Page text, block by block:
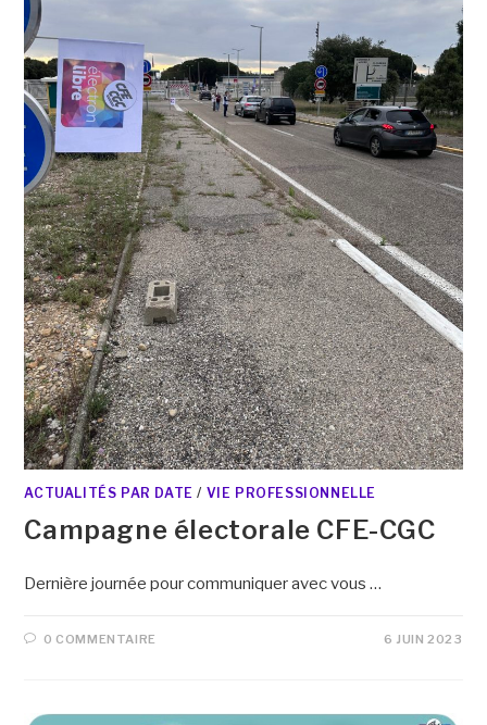
ACTUALITÉS PAR DATE / VIE PROFESSIONNELLE
Campagne électorale CFE-CGC
Dernière journée pour communiquer avec vous …
0 COMMENTAIRE 6 JUIN 2023